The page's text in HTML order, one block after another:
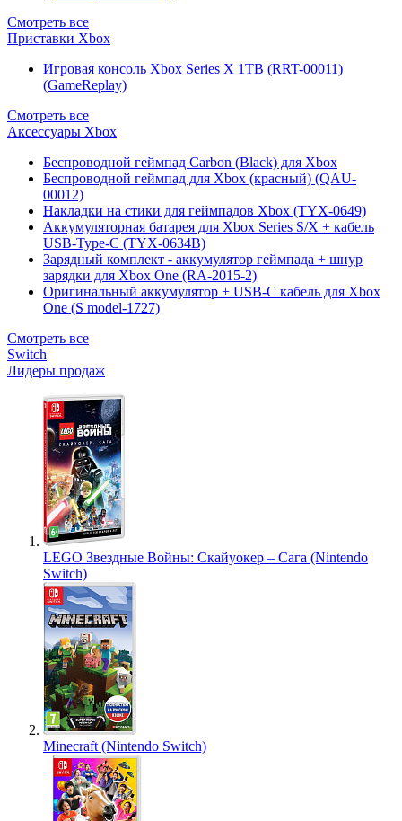
Смотреть все
Приставки Xbox
Игровая консоль Xbox Series X 1TB (RRT-00011)
(GameReplay)
Смотреть все
Аксессуары Xbox
Беспроводной геймпад Carbon (Black) для Xbox
Беспроводной геймпад для Xbox (красный) (QAU-
00012)
Накладки на стики для геймпадов Xbox (TYX-0649)
Аккумуляторная батарея для Xbox Series S/X + кабель
USB-Type-C (TYX-0634B)
Зарядный комплект - аккумулятор геймпада + шнур
зарядки для Xbox One (RA-2015-2)
Оригинальный аккумулятор + USB-C кабель для Xbox
One (S model-1727)
Смотреть все
Switch
Лидеры продаж
LEGO Звездные Войны: Скайуокер – Сага (Nintendo
Switch)
Minecraft (Nintendo Switch)